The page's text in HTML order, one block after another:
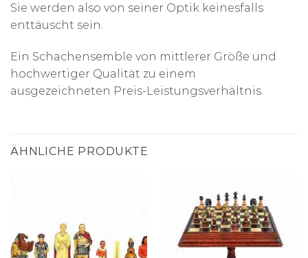
Sie werden also von seiner Optik keinesfalls
enttäuscht sein.
Ein Schachensemble von mittlerer Größe und
hochwertiger Qualität zu einem
ausgezeichneten Preis-Leistungsverhältnis.
ÄHNLICHE PRODUKTE